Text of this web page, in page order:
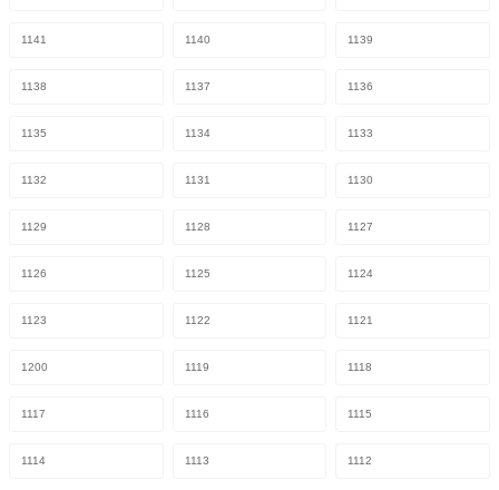
1141 1140 1139
1138 1137 1136
1135 1134 1133
1132 1131 1130
1129 1128 1127
1126 1125 1124
1123 1122 1121
1200 1119 1118
1117 1116 1115
1114 1113 1112